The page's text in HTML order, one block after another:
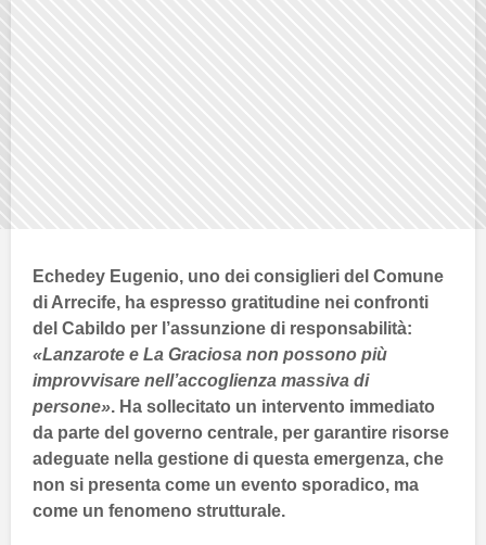
Echedey Eugenio, uno dei consiglieri del Comune
di Arrecife, ha espresso gratitudine nei confronti
del Cabildo per l’assunzione di responsabilità:
«Lanzarote e La Graciosa non possono più
improvvisare nell’accoglienza massiva di
persone». Ha sollecitato un intervento immediato
da parte del governo centrale, per garantire risorse
adeguate nella gestione di questa emergenza, che
non si presenta come un evento sporadico, ma
come un fenomeno strutturale.